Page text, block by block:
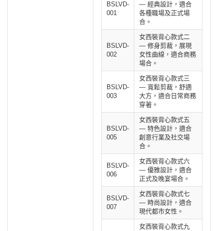
BSLVD-
001
— 經典設計，適合
各種職場及正式場
合。
BSLVD-
002
女西裝背心款式二
— 修身剪裁，展現
女性曲線，適合商務
場合。
BSLVD-
003
女西裝背心款式三
— 寬鬆剪裁，舒適
大方，適合日常商務
穿著。
BSLVD-
005
女西裝背心款式五
— 特色設計，適合
創意行業及社交場
合。
BSLVD-
006
女西裝背心款式六
— 優雅設計，適合
正式及晚宴場合。
BSLVD-
007
女西裝背心款式七
— 時尚設計，適合
現代都市女性。
女西裝背心款式九